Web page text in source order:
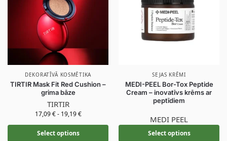
DEKORATĪVĀ KOSMĒTIKA
TIRTIR Mask Fit Red Cushion –
grima bāze
TIRTIR
17,09€ - 19,19€
Select options
SEJAS KRĒMI
MEDI-PEEL Bor-Tox Peptide
Cream – inovatīvs krēms ar
peptīdiem
MEDI PEEL
Select options